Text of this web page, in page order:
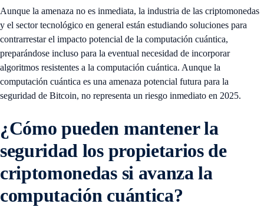
Aunque la amenaza no es inmediata, la industria de las criptomonedas
y el sector tecnológico en general están estudiando soluciones para
contrarrestar el impacto potencial de la computación cuántica,
preparándose incluso para la eventual necesidad de incorporar
algoritmos resistentes a la computación cuántica. Aunque la
computación cuántica es una amenaza potencial futura para la
seguridad de Bitcoin, no representa un riesgo inmediato en 2025.
¿Cómo pueden mantener la
seguridad los propietarios de
criptomonedas si avanza la
computación cuántica?